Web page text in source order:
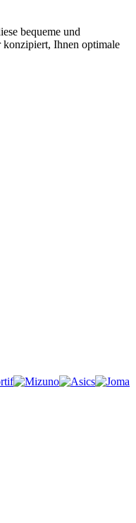
bequeme und
konzipiert, Ihnen optimale